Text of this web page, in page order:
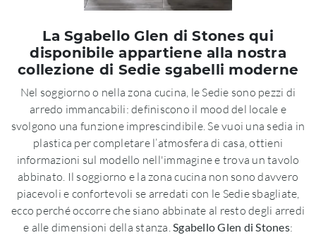
La Sgabello Glen di Stones qui
disponibile appartiene alla nostra
collezione di Sedie sgabelli moderne
Nel soggiorno o nella zona cucina, le Sedie sono pezzi di
arredo immancabili: definiscono il mood del locale e
svolgono una funzione imprescindibile. Se vuoi una sedia in
plastica per completare l’atmosfera di casa, ottieni
informazioni sul modello nell'immagine e trova un tavolo
abbinato. Il soggiorno e la zona cucina non sono davvero
piacevoli e confortevoli se arredati con le Sedie sbagliate,
ecco perché occorre che siano abbinate al resto degli arredi
e alle dimensioni della stanza.Sgabello Glen di Stones: